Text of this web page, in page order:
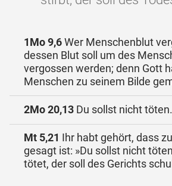
1Mo 9,6Wer Menschenblut
dessen Blut soll um des
vergossen werden; denn Gott
Menschen zu seinem Bilde
2Mo 20,13 Du sollst nicht töten.
Mt 5,21 Ihr habt gehört, dass
gesagt ist: »Du sollst nicht
tötet, der soll des Gerichts